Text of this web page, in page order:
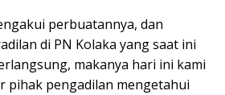
perbuatannya, dan
di PN Kolaka yang saat ini
makanya hari ini kami
pihak pengadilan mengetahui